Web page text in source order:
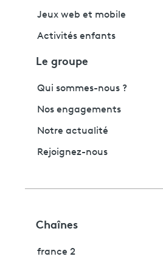
Jeux web et mobile
Activités enfants
Le groupe
Qui sommes-nous ?
Nos engagements
Notre actualité
Rejoignez-nous
Chaînes
france 2